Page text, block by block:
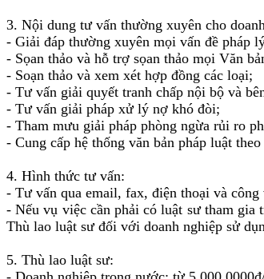
3. Nội dung tư vấn thường xuyên cho
- Giải đáp thường xuyên mọi vấn đề pháp
- Sọan thảo và hỗ trợ sọan thảo mọi Văn
- Soạn thảo và xem xét hợp đồng các loại;
- Tư vấn giải quyết tranh chấp nội bộ và
- Tư vấn giải pháp xử lý nợ khó đòi;
- Tham mưu giải pháp phòng ngừa rủi ro
- Cung cấp hệ thống văn bản pháp luật theo
4. Hình thức tư vấn:
- Tư vấn qua email, fax, điện thoại và công
- Nếu vụ việc cần phải có luật sư tham
Thù lao luật sư đối với doanh nghiệp sử
5. Thù lao luật sư: